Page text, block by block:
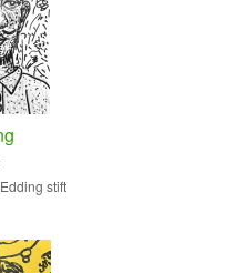
stift